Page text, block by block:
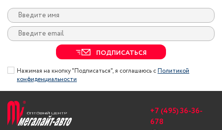
ПОДПИСАТЬСЯ
Нажимая на кнопку "Подписаться", я соглашаюсь сПолитикой
конфиденциальности
+7 (495) 36-36-
678